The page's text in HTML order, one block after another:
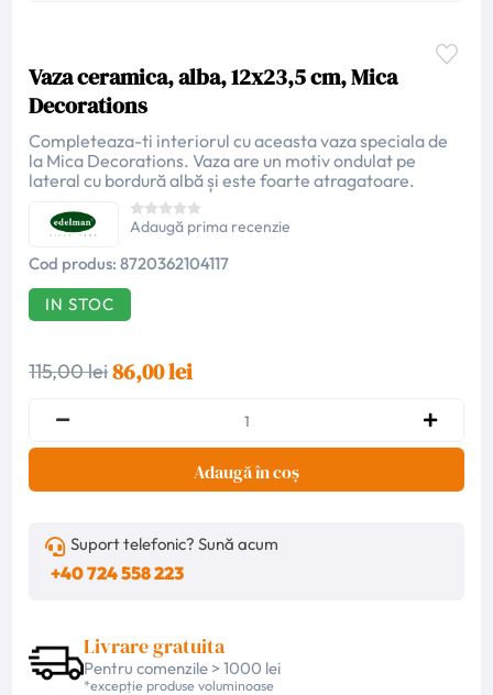
Vaza ceramica, alba, 12x23,5 cm, Mica
Decorations
Completeaza-ti interiorul cu aceasta vaza speciala de
la Mica Decorations. Vaza are un motiv ondulat pe
lateral cu bordură albă și este foarte atragatoare.
Adaugă prima recenzie
Cod produs: 8720362104117
IN STOC
115,00 lei86,00 lei
Adaugă în coș
Suport telefonic? Sună acum
+40 724 558 223
Livrare gratuita
Pentru comenzile > 1000 lei
*excepție produse voluminoase